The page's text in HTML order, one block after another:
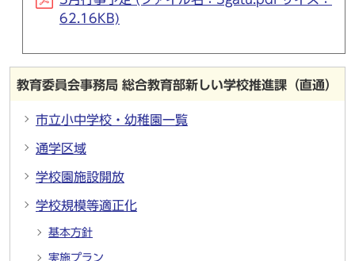
62.16KB)
教育委員会事務局 総合教育部新しい学校推進課（直通）
市立小中学校・幼稚園一覧
通学区域
学校園施設開放
学校規模等適正化
基本方針
実施プラン